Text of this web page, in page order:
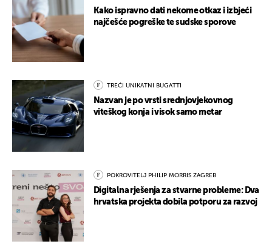
Kako ispravno dati nekome otkaz i izbjeći
najčešće pogreške te sudske sporove
TREĆI UNIKATNI BUGATTI
Nazvan je po vrsti srednjovjekovnog
viteškog konja i visok samo metar
POKROVITELJ PHILIP MORRIS ZAGREB
Digitalna rješenja za stvarne probleme: Dva
hrvatska projekta dobila potporu za razvoj